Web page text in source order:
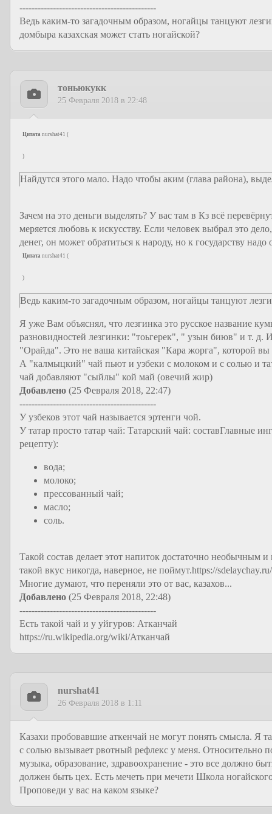
---------------------------------------------
Ведь каким-то загадочным образом, ногайцы танцуют
домбыра казахская может стать ногайской?
тоньюкукк
25 Февраля 2018 в 22:48
Цитата nurshat41 (
)
Найдутся этого мало. Надо чтобы аким (глава района),
Зачем на это деньги выделять? У вас там в Кз всё
меряется любовь к искусству. Если человек выбрал это
денег, он может обратиться к народу, но к государству
Цитата nurshat41 (
)
Ведь каким-то загадочным образом, ногайцы танцуют
Я уже Вам объяснял, что лезгинка это русское название
разновидностей лезгинки: "тоьгерек", " узын биюв" и т. д.
"Орайда". Это не ваша китайская "Кара жорга", которой вы
А "калмыцкий" чай пьют и узбеки с молоком и с солью и
чай добавляют "сыйлы" кой май (овечий жир)
Добавлено (25 Февраля 2018, 22:47)
---------------------------------------------
У узбеков этот чай называется эртенги чой.
У татар просто татар чай: Татарский чай: составГлавные
рецепту):
вода;
молоко;
прессованный чай;
масло;
соль.
Такой состав делает этот напиток достаточно
такой вкус никогда, наверное, не поймут.https://
Многие думают, что переняли это от вас, казахов...
Добавлено (25 Февраля 2018, 22:48)
---------------------------------------------
Есть такой чай и у уйгуров: Атканчай
https://ru.wikipedia.org/wiki/Атканчай
nurshat41
26 Февраля 2018 в 1:11
Казахи пробовавшие аткенчай не могут понять смысла. Я
с солью вызывает рвотный рефлекс у меня. Относительно
музыка, образование, здравоохранение - это все должно
должен быть цех. Есть мечеть при мечети Школа
Проповеди у вас на каком языке?